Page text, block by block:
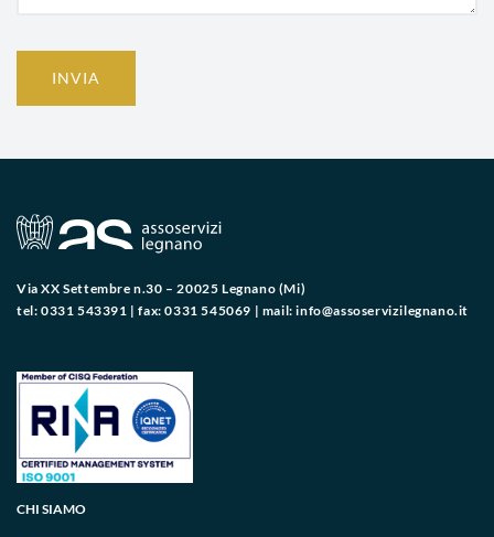
INVIA
Via XX Settembre n.30 – 20025 Legnano (Mi)
tel: 0331 543391 | fax: 0331 545069 | mail:info@assoservizilegnano.it
CHI SIAMO